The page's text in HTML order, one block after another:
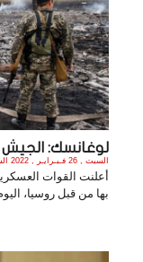
لوغانسك: الجيش
السبت , 26 فـبـرايـر , 2022 الساعة 6:31:10 PM
أعلنت القوات
بها من قبل روسيا،